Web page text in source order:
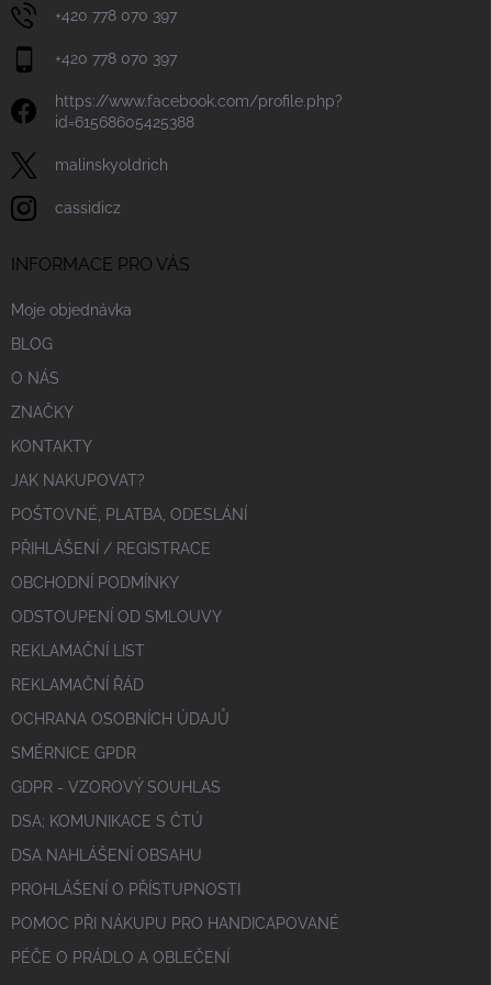
+420 778 070 397
+420 778 070 397
https://www.facebook.com/profile.php?
id=61568605425388
malinskyoldrich
cassidicz
INFORMACE PRO VÁS
Moje objednávka
BLOG
O NÁS
ZNAČKY
KONTAKTY
JAK NAKUPOVAT?
POŠTOVNÉ, PLATBA, ODESLÁNÍ
PŘIHLÁŠENÍ / REGISTRACE
OBCHODNÍ PODMÍNKY
ODSTOUPENÍ OD SMLOUVY
REKLAMAČNÍ LIST
REKLAMAČNÍ ŘÁD
OCHRANA OSOBNÍCH ÚDAJŮ
SMĚRNICE GPDR
GDPR - VZOROVÝ SOUHLAS
DSA; KOMUNIKACE S ČTÚ
DSA NAHLÁŠENÍ OBSAHU
PROHLÁŠENÍ O PŘÍSTUPNOSTI
POMOC PŘI NÁKUPU PRO HANDICAPOVANÉ
PÉČE O PRÁDLO A OBLEČENÍ